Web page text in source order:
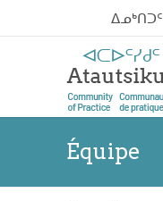
ᐃᓄᒃᑎᑐᑦ
Équipe